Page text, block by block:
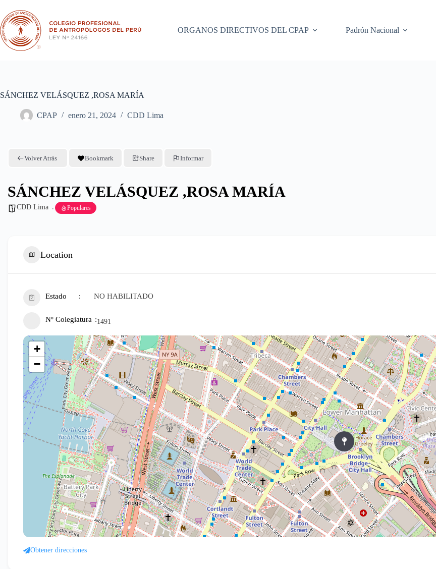
contenido
ORGANOS DIRECTIVOS DEL CPAP
Padrón Nacional
SÁNCHEZ VELÁSQUEZ ,ROSA MARÍA
CPAP enero 21, 2024 CDD Lima
Volver Atrás Bookmark Share Informar
SÁNCHEZ VELÁSQUEZ ,ROSA MARÍA
CDD Lima Populares
Location
Estado NO HABILITADO
Nº Colegiatura 1491
+
−
Obtener direcciones